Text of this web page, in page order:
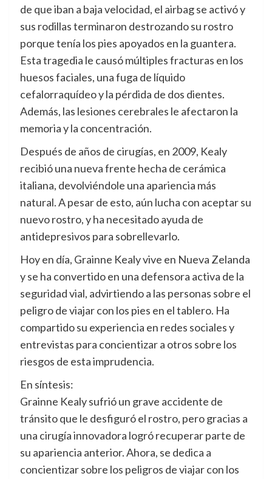
de que iban a baja velocidad, el airbag se activó y
sus rodillas terminaron destrozando su rostro
porque tenía los pies apoyados en la guantera.
Esta tragedia le causó múltiples fracturas en los
huesos faciales, una fuga de líquido
cefalorraquídeo y la pérdida de dos dientes.
Además, las lesiones cerebrales le afectaron la
memoria y la concentración.
Después de años de cirugías, en 2009, Kealy
recibió una nueva frente hecha de cerámica
italiana, devolviéndole una apariencia más
natural. A pesar de esto, aún lucha con aceptar su
nuevo rostro, y ha necesitado ayuda de
antidepresivos para sobrellevarlo.
Hoy en día, Grainne Kealy vive en Nueva Zelanda
y se ha convertido en una defensora activa de la
seguridad vial, advirtiendo a las personas sobre el
peligro de viajar con los pies en el tablero. Ha
compartido su experiencia en redes sociales y
entrevistas para concientizar a otros sobre los
riesgos de esta imprudencia.
En síntesis:
Grainne Kealy sufrió un grave accidente de
tránsito que le desfiguró el rostro, pero gracias a
una cirugía innovadora logró recuperar parte de
su apariencia anterior. Ahora, se dedica a
concientizar sobre los peligros de viajar con los